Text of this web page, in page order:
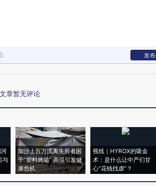
发布
章暂无评论
与
加沙上百万流离失所者困
于“塑料烤箱” 高温引发健
康危机
视线｜HYROX的吸金
术：是什么让中产们甘
心“花钱找虐”？